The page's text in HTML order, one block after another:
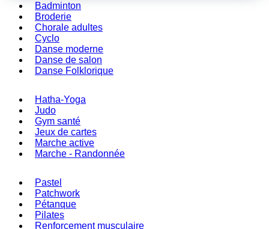
Badminton
Broderie
Chorale adultes
Cyclo
Danse moderne
Danse de salon
Danse Folklorique
Hatha-Yoga
Judo
Gym santé
Jeux de cartes
Marche active
Marche - Randonnée
Pastel
Patchwork
Pétanque
Pilates
Renforcement musculaire